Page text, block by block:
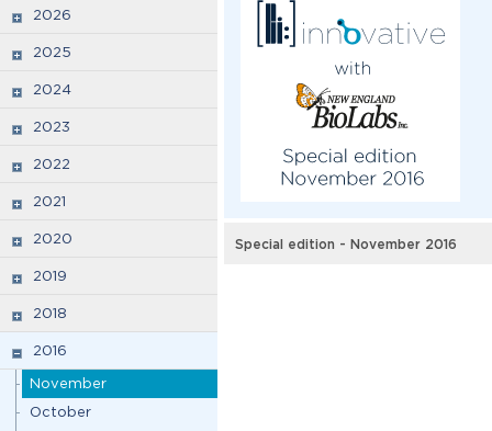
2026
2025
2024
2023
2022
2021
2020
2019
2018
2016
November
October
Special edition - November 2016